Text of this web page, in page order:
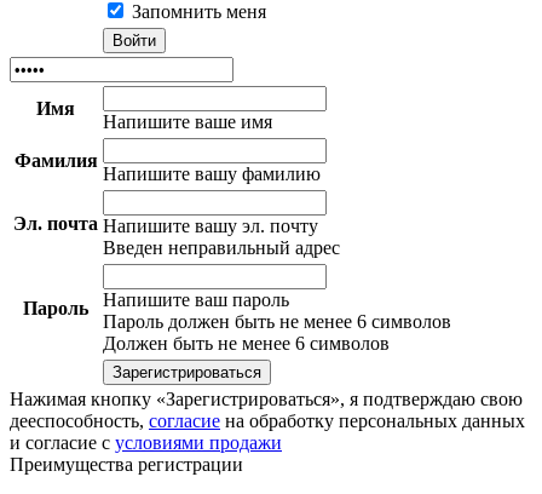
Запомнить меня
Имя
Напишите ваше имя
Фамилия
Напишите вашу фамилию
Эл. почта Напишите вашу эл. почту
Введен неправильный адрес
Пароль
Напишите ваш пароль
Пароль должен быть не менее 6 символов
Должен быть не менее 6 символов
Нажимая кнопку «Зарегистрироваться», я подтверждаю свою
дееспособность, согласие на обработку персональных данных
и согласие с условиями продажи
Преимущества регистрации